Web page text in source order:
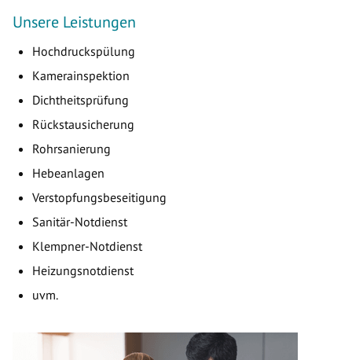
Unsere Leistungen
Hochdruckspülung
Kamerainspektion
Dichtheitsprüfung
Rückstausicherung
Rohrsanierung
Hebeanlagen
Verstopfungsbeseitigung
Sanitär-Notdienst
Klempner-Notdienst
Heizungsnotdienst
uvm.